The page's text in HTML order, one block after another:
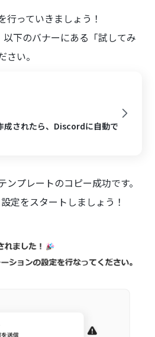
行っていきましょう！
下のバナーにある「試してみ
い。
されたら、Discordに自動で
プレートのコピー成功です。
定をスタートしましょう！